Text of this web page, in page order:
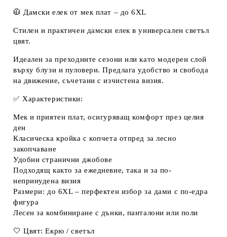
🧥 Дамски елек от мек плат – до 6XL
Стилен и практичен дамски елек в универсален светъл
цвят.
Идеален за преходните сезони или като модерен слой
върху блузи и пуловери. Предлага удобство и свобода
на движение, съчетани с изчистена визия.
✅ Характеристики:
Мек и приятен плат, осигуряващ комфорт през целия
ден
Класическа кройка с копчета отпред за лесно
закопчаване
Удобни странични джобове
Подходящ както за ежедневие, така и за по-
непринудена визия
Размери: до 6XL – перфектен избор за дами с по-едра
фигура
Лесен за комбиниране с дънки, панталони или поли
🤍 Цвят: Екрю / светъл